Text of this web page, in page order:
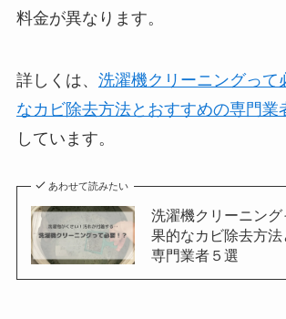
料金が異なります。
詳しくは、 洗濯機クリーニングって
なカビ除去方法とおすすめの専門業
しています。
あわせて読みたい
洗濯機クリーニン
果的なカビ除去方
専門業者５選